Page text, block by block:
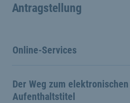
Antragstellung
Online-Services
Der Weg zum elektronischen
Aufenthaltstitel